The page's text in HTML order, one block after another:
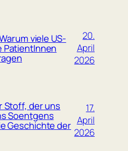
viele US-
PatientInnen
20.
April
2026
Stoff, der uns
Soentgens
Geschichte der
17.
April
2026